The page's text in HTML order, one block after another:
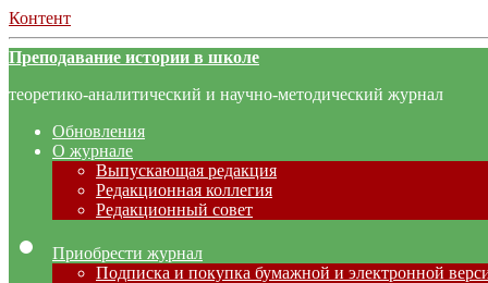
Контент
Преподавание истории в школе
теоретико-аналитический и научно-методический журнал
Обновления
О журнале
Выпускающая редакция
Редакционная коллегия
Редакционный совет
Приобрести журнал
Подписка и покупка бумажной и электронной